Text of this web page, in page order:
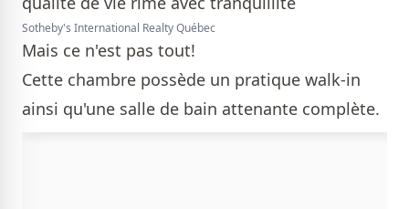
Sotheby's International Realty Québec
Mais ce n'est pas tout!
Cette chambre possède un pratique walk-in
ainsi qu'une salle de bain attenante complète.